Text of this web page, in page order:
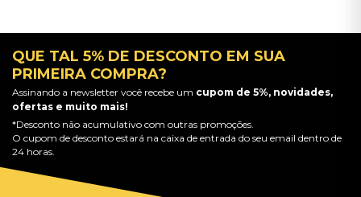
QUE TAL 5% DE DESCONTO EM SUA
PRIMEIRA COMPRA?
Assinando a newsletter você recebe um cupom de 5%, novidades,
ofertas e muito mais!
*Desconto não acumulativo com outras promoções.
O cupom de desconto estará na caixa de entrada do seu email dentro de
24 horas.